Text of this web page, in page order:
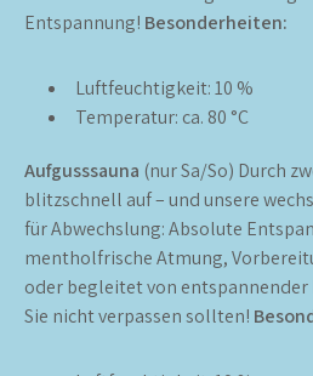
Entspannung! Besonderheiten:
Luftfeuchtigkeit: 10 %
Temperatur: ca. 80 °C
Aufgusssauna (nur Sa/So) Durch
blitzschnell auf – und unsere
für Abwechslung: Absolute
mentholfrische Atmung,
oder begleitet von entspannender
Sie nicht verpassen sollten!